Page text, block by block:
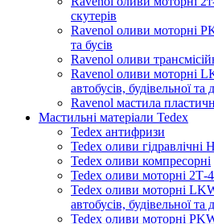
скутерів
Ravenol оливи моторні
та бусів
Ravenol оливи
Ravenol оливи моторні
автобусів, будівельної та
Ravenol мастила
Мастильні матеріали Tedex
Tedex антифризи
Tedex оливи
Tedex оливи компресорні
Tedex оливи моторні 2Т-
Tedex оливи моторні
автобусів, будівельної та
Tedex оливи моторні